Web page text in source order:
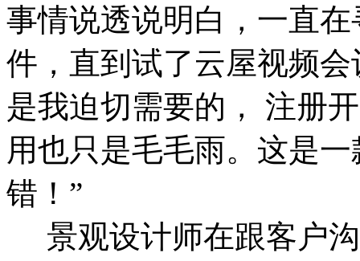
事情说透说明白，一直
件，直到试了云屋视频
是我迫切需要的， 注册
用也只是毛毛雨。这是
错！”
景观设计师在跟客户